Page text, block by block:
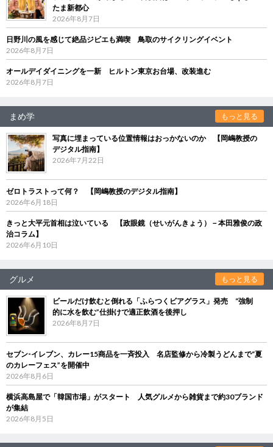
たま新都心
2026年8月7日
日野川の風を感じて絶品ジビエも満喫 鳥取のサイクリングイベント
2026年8月7日
オールデイダイニングを一新 ヒルトン東京お台場、改装進む
2026年8月7日
まめ学 もっと見る
写真に埋まっている位置情報はおっかないのか 【岡嶋教授の
デジタル指南】
2026年7月22日
ゼロトラストって何？ 【岡嶋教授のデジタル指南】
2026年6月18日
きっと大平元首相は泣いている 【政眼鏡（せいがんきょう）－本田雅俊の政
治コラム】
2026年6月10日
グルメ もっと見る
ビールだけ飲むと倒れる「ふらつくビアグラス」発売 “強制
的に水を飲む”仕掛けで適正飲酒を後押し
2026年8月7日
セブン‐イレブン、カレー15商品を一斉投入 名店監修から冷製うどんまで“夏
のカレーフェス”を開催中
2026年8月6日
横浜高島屋で「韓国市場」がスタート 人気グルメから雑貨まで約30ブランド
が集結
2026年8月5日